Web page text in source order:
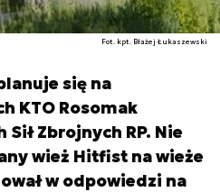
Fot. kpt. Błażej Łukaszewski
się na
KTO Rosomak
Zbrojnych RP. Nie
wież Hitfist na wieże
w odpowiedzi na